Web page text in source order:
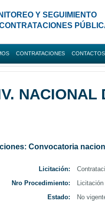
Y SEGUIMIENTO
CONTRATACIONES
Búsqueda
Convocatorias Nacionales
CONTACTOS
NACIONAL
Convocatoria
Licitación:
Nro Procedimiento:
Estado:
No